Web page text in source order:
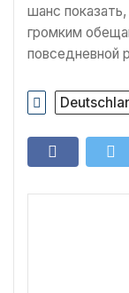
шанс
громким
повседневной